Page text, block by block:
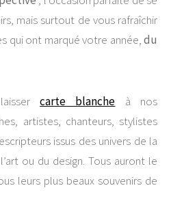
mais surtout de vous rafraîchir
qui ont marqué votre année,du
carte blanche à nos
artistes, chanteurs, stylistes
issus des univers de la
ou du design. Tous auront le
leurs plus beaux souvenirs de